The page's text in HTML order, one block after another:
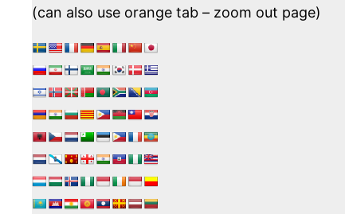
(can also use orange tab – zoom out page)